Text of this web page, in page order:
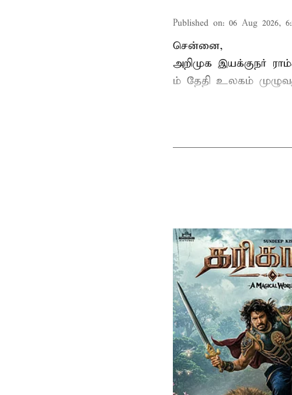
Published on: 06 Aug 2026,
சென்னை,
அறிமுக இயக்குநர்
ம் தேதி உலகம்